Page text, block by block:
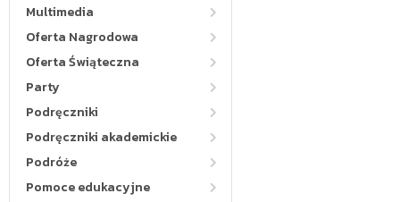
Multimedia
Oferta Nagrodowa
Oferta Świąteczna
Party
Podręczniki
Podręczniki akademickie
Podróże
Pomoce edukacyjne